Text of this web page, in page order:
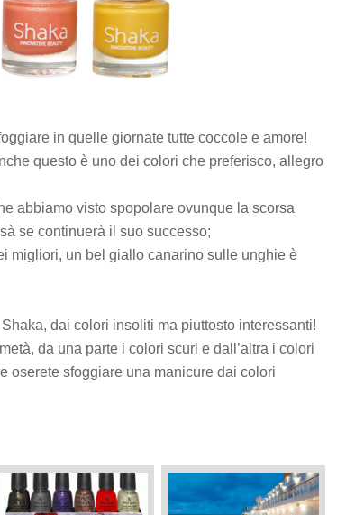
in quelle giornate tutte coccole e amore!
questo è uno dei colori che preferisco, allegro
abbiamo visto spopolare ovunque la scorsa
se continuerà il suo successo;
migliori, un bel giallo canarino sulle unghie è
dai colori insoliti ma piuttosto interessanti!
da una parte i colori scuri e dall’altra i colori
oserete sfoggiare una manicure dai colori